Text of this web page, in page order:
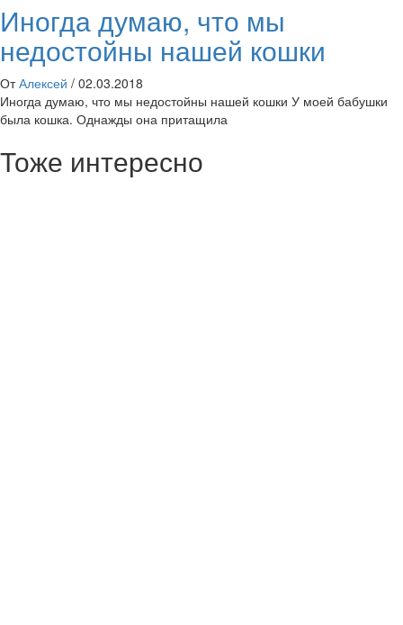
Иногда думаю, что мы
недостойны нашей кошки
От Алексей / 02.03.2018
Иногда думаю, что мы недостойны нашей кошки У моей бабушки
была кошка. Однажды она притащила
Тоже интересно